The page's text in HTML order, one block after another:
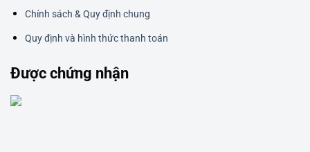
Chính sách & Quy định chung
Quy định và hình thức thanh toán
Được chứng nhận